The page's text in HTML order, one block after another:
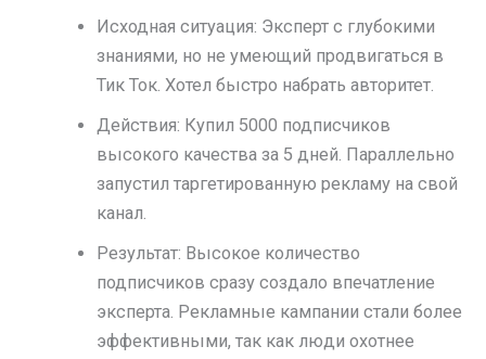
Исходная ситуация: Эксперт с глубокими
знаниями, но не умеющий продвигаться в
Тик Ток. Хотел быстро набрать авторитет.
Действия: Купил 5000 подписчиков
высокого качества за 5 дней. Параллельно
запустил таргетированную рекламу на свой
канал.
Результат: Высокое количество
подписчиков сразу создало впечатление
эксперта. Рекламные кампании стали более
эффективными, так как люди охотнее